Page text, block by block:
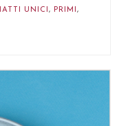
UNICI , PRIMI ,